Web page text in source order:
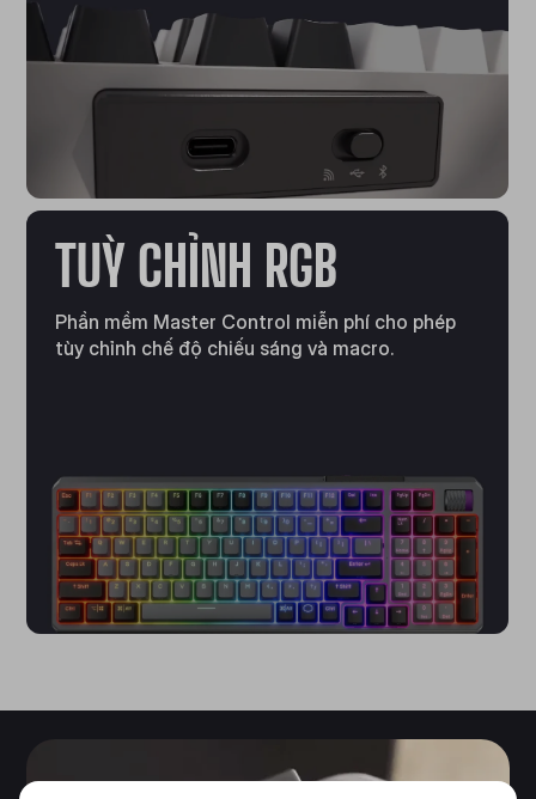
TUỲ CHỈNH RGB
Phần mềm Master Control miễn phí cho phép
tùy chỉnh chế độ chiếu sáng và macro.